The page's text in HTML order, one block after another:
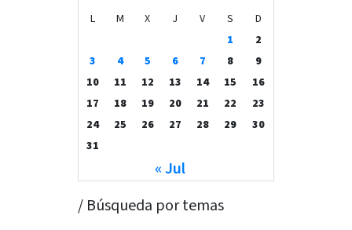
L M X J V S
D
1
2
3
4 5 6 7 8
9
10
11 12 13 14 15
16
17
18 19 20 21 22
23
24
25 26 27 28 29
30
31
« Jul
/ Búsqueda por temas